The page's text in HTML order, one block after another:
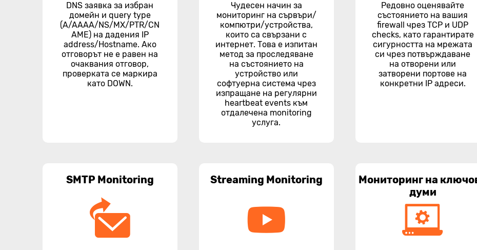
DNS заявка за избран
домейн и query type
(A/AAAA/NS/MX/PTR/CN
AME) на дадения IP
address/Hostname. Ако
отговорът не е равен на
очаквания отговор,
проверката се маркира
като DOWN.
Чудесен начин за
мониторинг на сървъри/
компютри/устройства,
които са свързани с
интернет. Това е изпитан
метод за проследяване
на състоянието на
устройство или
софтуерна система чрез
изпращане на регулярни
heartbeat events към
отдалечена monitoring
услуга.
Редовно оценявайте
състоянието на вашия
firewall чрез TCP и UDP
checks, като гарантирате
сигурността на мрежата
си чрез потвърждаване
на отворени или
затворени портове на
конкретни IP адреси.
SMTP Monitoring Streaming Monitoring
Мониторинг на
думи